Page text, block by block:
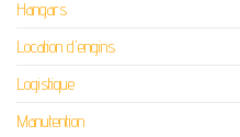
Hangars
Location d'engins
Logistique
Manutention